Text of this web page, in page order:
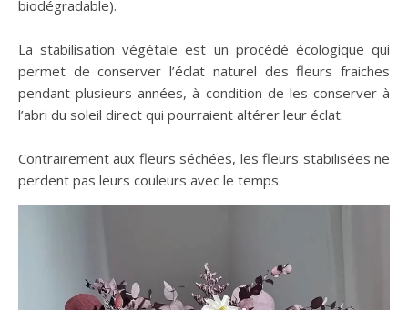
biodégradable).
La stabilisation végétale est un procédé écologique qui
permet de conserver l’éclat naturel des fleurs fraiches
pendant plusieurs années, à condition de les conserver à
l’abri du soleil direct qui pourraient altérer leur éclat.
Contrairement aux fleurs séchées, les fleurs stabilisées ne
perdent pas leurs couleurs avec le temps.